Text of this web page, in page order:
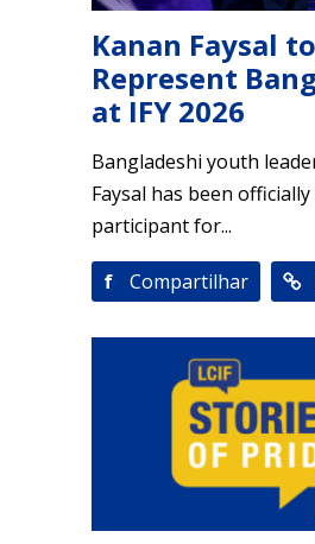
Kanan Faysal to
Represent
at IFY 2026
Bangladeshi youth
Faysal has been officially
participant for...
f Compartilhar